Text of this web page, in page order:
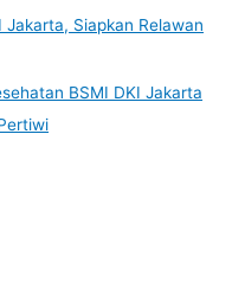
Jakarta, Siapkan Relawan
BSMI DKI Jakarta